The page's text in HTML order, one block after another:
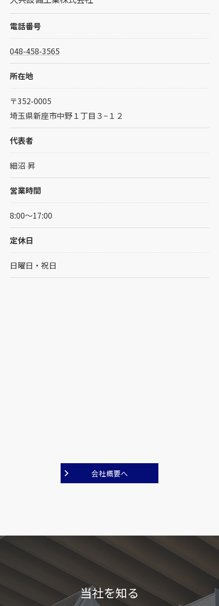
電話番号
048-458-3565
所在地
〒352-0005
埼玉県新座市中野１丁目３−１２
代表者
細沼 昇
営業時間
8:00～17:00
定休日
日曜日・祝日
会社概要へ
当社を知る